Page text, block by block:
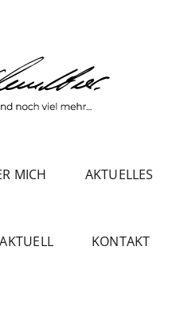
MICH AKTUELLES
KONTAKT